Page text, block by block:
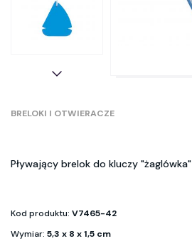
BRELOKI I OTWIERACZE
Pływający brelok do kluczy "żaglówka"
Kod produktu: V7465-42
Wymiar: 5,3 x 8 x 1,5 cm